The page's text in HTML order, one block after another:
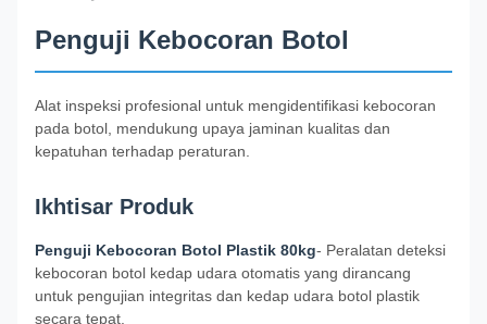
Penguji Kebocoran Botol
Alat inspeksi profesional untuk mengidentifikasi kebocoran
pada botol, mendukung upaya jaminan kualitas dan
kepatuhan terhadap peraturan.
Ikhtisar Produk
Penguji Kebocoran Botol Plastik 80kg- Peralatan deteksi
kebocoran botol kedap udara otomatis yang dirancang
untuk pengujian integritas dan kedap udara botol plastik
secara tepat.